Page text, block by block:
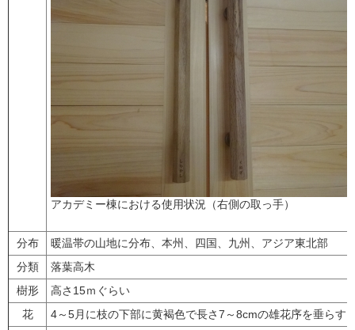
アカデミー棟における使用状況（右側の取っ手）
分布
暖温帯の山地に分布、本州、四国、九州、アジア東北部
分類
落葉高木
樹形
高さ15ｍぐらい
花
4～5月に枝の下部に黄褐色で長さ7～8cmの雄花序を垂らす